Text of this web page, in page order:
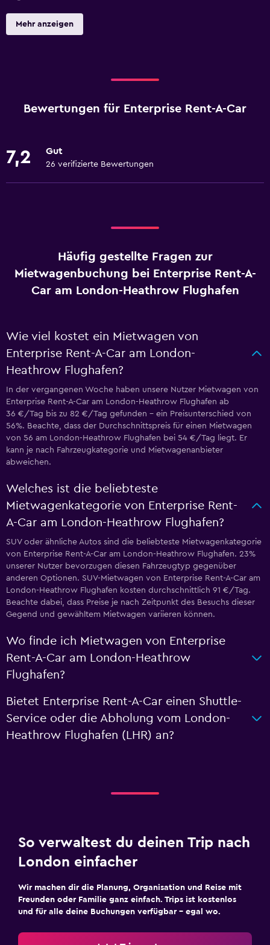
Mehr anzeigen
Bewertungen für Enterprise Rent-A-Car
7,2 Gut
26 verifizierte Bewertungen
Häufig gestellte Fragen zur
Mietwagenbuchung bei Enterprise Rent-A-
Car am London-Heathrow Flughafen
Wie viel kostet ein Mietwagen von
Enterprise Rent-A-Car am London-
Heathrow Flughafen?
In der vergangenen Woche haben unsere Nutzer Mietwagen von
Enterprise Rent-A-Car am London-Heathrow Flughafen ab
36 €/Tag bis zu 82 €/Tag gefunden – ein Preisunterschied von
56%. Beachte, dass der Durchschnittspreis für einen Mietwagen
von 56 am London-Heathrow Flughafen bei 54 €/Tag liegt. Er
kann je nach Fahrzeugkategorie und Mietwagenanbieter
abweichen.
Welches ist die beliebteste
Mietwagenkategorie von Enterprise Rent-
A-Car am London-Heathrow Flughafen?
SUV oder ähnliche Autos sind die beliebteste Mietwagenkategorie
von Enterprise Rent-A-Car am London-Heathrow Flughafen. 23%
unserer Nutzer bevorzugen diesen Fahrzeugtyp gegenüber
anderen Optionen. SUV-Mietwagen von Enterprise Rent-A-Car am
London-Heathrow Flughafen kosten durchschnittlich 91 €/Tag.
Beachte dabei, dass Preise je nach Zeitpunkt des Besuchs dieser
Gegend und gewähltem Mietwagen variieren können.
Wo finde ich Mietwagen von Enterprise
Rent-A-Car am London-Heathrow
Flughafen?
Bietet Enterprise Rent-A-Car einen Shuttle-
Service oder die Abholung vom London-
Heathrow Flughafen (LHR) an?
So verwaltest du deinen Trip nach
London einfacher
Wir machen dir die Planung, Organisation und Reise mit
Freunden oder Familie ganz einfach. Trips ist kostenlos
und für alle deine Buchungen verfügbar – egal wo.